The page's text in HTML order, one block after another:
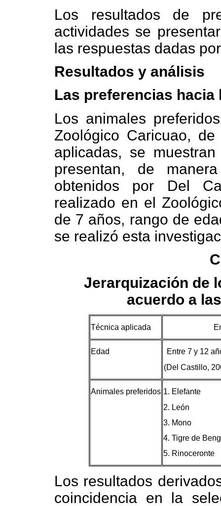
Los resultados de
actividades se
las respuestas dadas
Resultados y análisis
Las preferencias hacia
Los animales
Zoológico Caricuao,
aplicadas, se
presentan, de
obtenidos por Del
realizado en el
de 7 años, rango de
se realizó esta
Jerarquización de
acuerdo a
Técnica aplicada
Edad
Entre 7 y 12
(Del Castillo,
Animales preferidos 1. Elefante
2. León
3. Mono
4. Tigre de
5. Rinoceronte
Los resultados
coincidencia en la